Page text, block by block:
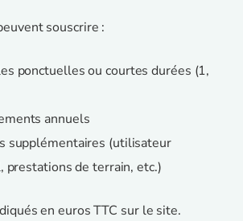
souscrire :
ponctuelles ou courtes durées (1,
annuels
supplémentaires (utilisateur
prestations de terrain, etc.)
en euros TTC sur le site.